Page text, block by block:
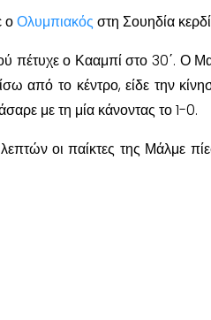
οΟλυμπιακός στη Σουηδία
πέτυχε ο Κααμπί στο 30΄. Ο
από το κέντρο, είδε την
με τη μία κάνοντας το 1-0.
οι παίκτες της Μάλμε